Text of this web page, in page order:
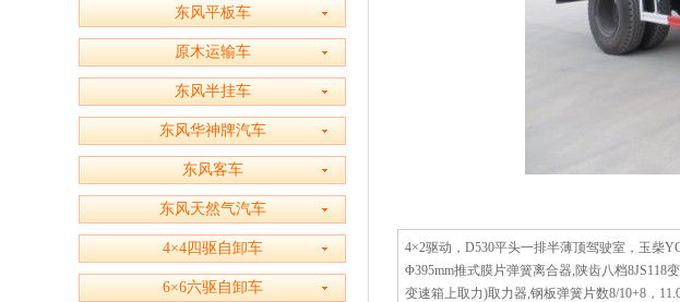
东风平板车
原木运输车
东风半挂车
东风华神牌汽车
东风客车
东风天然气汽车
4×4四驱自卸车
6×6六驱自卸车
4×2驱动，D530平头一排半薄顶驾驶室，玉柴
Φ395mm推式膜片弹簧离合器,陕齿八档8JS118
变速箱上取力)取力器,钢板弹簧片数8/10+8，